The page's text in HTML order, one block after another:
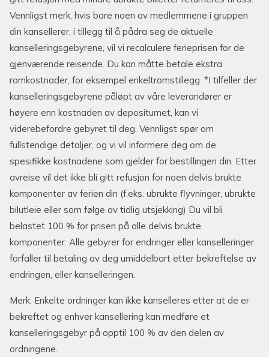
Vennligst merk, hvis bare noen av medlemmene i gruppen
din kansellerer, i tillegg til å pådra seg de aktuelle
kanselleringsgebyrene, vil vi recalculere ferieprisen for de
gjenværende reisende. Du kan måtte betale ekstra
romkostnader, for eksempel enkeltromstillegg. *I tilfeller der
kanselleringsgebyrene påløpt av våre leverandører er
høyere enn kostnaden av depositumet, kan vi
viderebefordre gebyret til deg. Vennligst spør om
fullstendige detaljer, og vi vil informere deg om de
spesifikke kostnadene som gjelder for bestillingen din. Etter
avreise vil det ikke bli gitt refusjon for noen delvis brukte
komponenter av ferien din (f.eks. ubrukte flyvninger, ubrukte
bilutleie eller som følge av tidlig utsjekking) Du vil bli
belastet 100 % for prisen på alle delvis brukte
komponenter. Alle gebyrer for endringer eller kanselleringer
forfaller til betaling av deg umiddelbart etter bekreftelse av
endringen, eller kanselleringen.
Merk: Enkelte ordninger kan ikke kanselleres etter at de er
bekreftet og enhver kansellering kan medføre et
kanselleringsgebyr på opptil 100 % av den delen av
ordningene.